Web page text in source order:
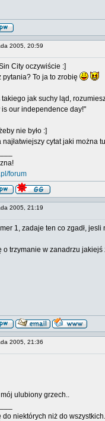
2005, 20:59
City oczywiście :]
pytania? To ja to zrobię
jak suchy ląd,
our independence day!"
nie było :]
cytat jaki można
forum
2005, 21:19
1, zadaje ten co zgadł,
o trzymanie w zanadrzu jakiejś
2005, 21:36
ulubiony grzech..
do niektórych niż do wszystkich.